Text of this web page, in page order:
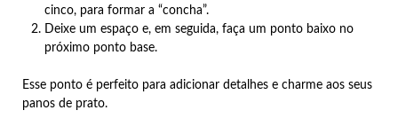
cinco, para formar a “concha”.
Deixe um espaço e, em seguida, faça um ponto baixo no
próximo ponto base.
Esse ponto é perfeito para adicionar detalhes e charme aos seus
panos de prato.